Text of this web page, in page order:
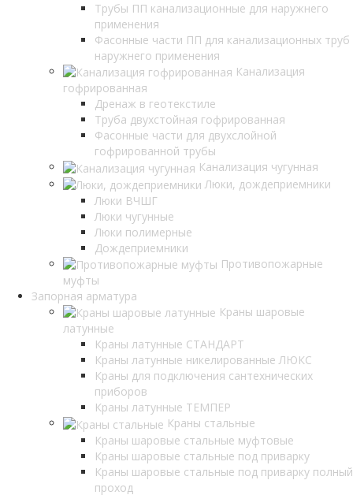
Трубы ПП канализационные для наружнего
применения
Фасонные части ПП для канализационных труб
наружнего применения
Канализация
гофрированная
Дренаж в геотекстиле
Труба двухстойная гофрированная
Фасонные части для двухслойной
гофрированной трубы
Канализация чугунная
Люки, дождеприемники
Люки ВЧШГ
Люки чугунные
Люки полимерные
Дождеприемники
Противопожарные
муфты
Запорная арматура
Краны шаровые
латунные
Краны латунные СТАНДАРТ
Краны латунные никелированные ЛЮКС
Краны для подключения сантехнических
приборов
Краны латунные ТЕМПЕР
Краны стальные
Краны шаровые стальные муфтовые
Краны шаровые стальные под приварку
Краны шаровые стальные под приварку полный
проход